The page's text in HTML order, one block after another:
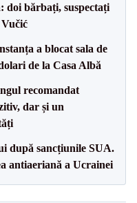
doi bărbați, suspectați
a blocat sala de
de la Casa Albă
recomandat
dar și un
după sancțiunile SUA.
antiaeriană a Ucrainei